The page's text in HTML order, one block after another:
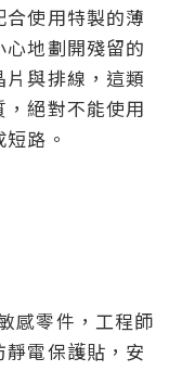
使用特製的薄
地劃開殘留的
與排線，這類
絕對不能使用
路。
感零件，工程師
電保護貼，安